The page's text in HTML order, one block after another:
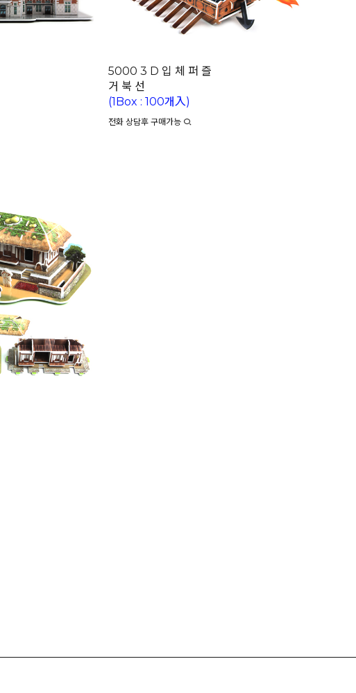
5000 3 D 입 체 퍼 즐
거 북 선
(1Box : 100개入)
전화 상담후 구매가능